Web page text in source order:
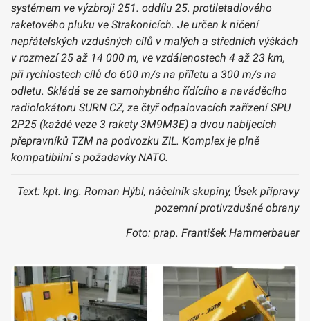
systémem ve výzbroji 251. oddílu 25. protiletadlového
raketového pluku ve Strakonicích. Je určen k ničení
nepřátelských vzdušných cílů v malých a středních výškách
v rozmezí 25 až 14 000 m, ve vzdálenostech 4 až 23 km,
při rychlostech cílů do 600 m/s na příletu a 300 m/s na
odletu. Skládá se ze samohybného řídícího a naváděcího
radiolokátoru SURN CZ, ze čtyř odpalovacích zařízení SPU
2P25 (každé veze 3 rakety 3M9M3E) a dvou nabíjecích
přepravníků TZM na podvozku ZIL. Komplex je plně
kompatibilní s požadavky NATO.
Text: kpt. Ing. Roman Hýbl, náčelník skupiny, Úsek přípravy
pozemní protivzdušné obrany
Foto: prap. František Hammerbauer